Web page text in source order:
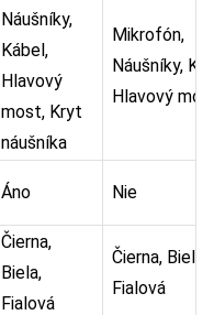
Náušníky,
Kábel,
Hlavový
most, Kryt
náušníka
Mikrofón,
Náušníky,
Hlavový mos
Áno Nie
Čierna,
Biela,
Fialová
Čierna, Biela,
Fialová